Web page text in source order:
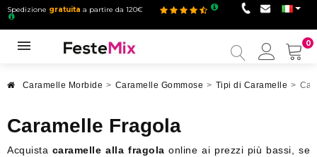
Spedizione gratuita a partire da 120€
0
mio
Caramelle Morbide > Caramelle Gommose > Tipi di Caramelle >
Caramelle Fragola
Acquista caramelle alla fragola online ai prezzi più bassi, se